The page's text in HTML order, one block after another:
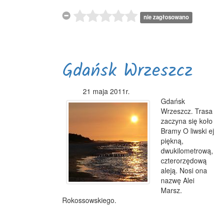
nie zagłosowano
Gdańsk Wrzeszcz
21 maja 2011r.
Gdańsk
Wrzeszcz. Trasa
zaczyna się koło
Bramy O liwski ej
piękną,
dwukilometrową,
czterorzędową
aleją. Nosi ona
nazwę Alei
Marsz.
Rokossowskiego.